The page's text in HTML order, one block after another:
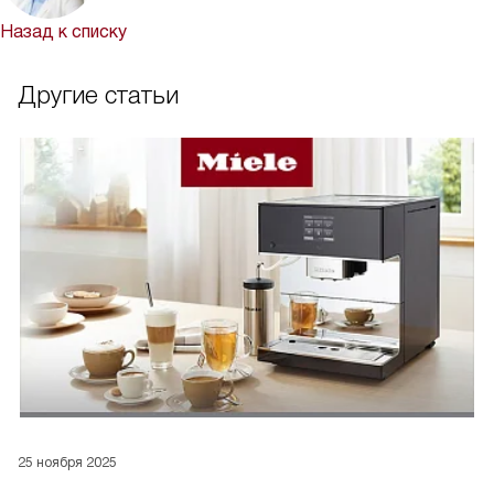
Назад к списку
Другие статьи
25 ноября 2025